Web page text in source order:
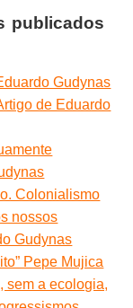
publicados
Gudynas
de Eduardo
Colonialismo
nossos
Gudynas
Pepe Mujica
sem a ecologia,